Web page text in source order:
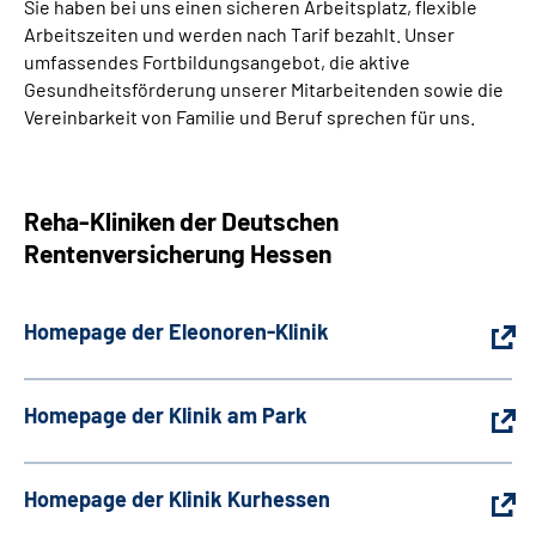
Sie haben bei uns einen sicheren Arbeitsplatz, flexible
Arbeitszeiten und werden nach Tarif bezahlt. Unser
umfassendes Fortbildungsangebot, die aktive
Gesundheitsförderung unserer Mitarbeitenden sowie die
Vereinbarkeit von Familie und Beruf sprechen für uns.
Reha-Kliniken der Deutschen
Rentenversicherung Hessen
Homepage der Eleonoren-Klinik
Homepage der Klinik am Park
Homepage der Klinik Kurhessen